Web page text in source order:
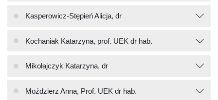
Kasperowicz-Stępień Alicja, dr
Kochaniak Katarzyna, prof. UEK dr hab.
Mikołajczyk Katarzyna, dr
Moździerz Anna, Prof. UEK dr hab.